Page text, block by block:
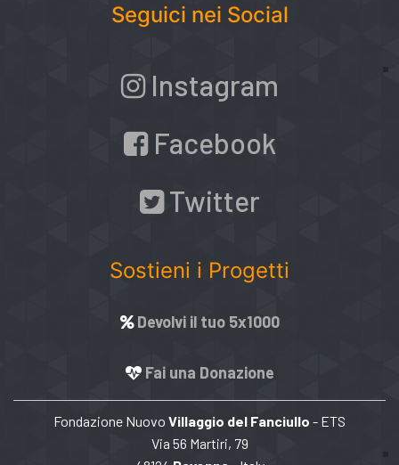
Seguici nei Social
Instagram
Facebook
Twitter
Sostieni i Progetti
Devolvi il tuo 5x1000
Fai una Donazione
Fondazione Nuovo Villaggio del Fanciullo - ETS
Via 56 Martiri, 79